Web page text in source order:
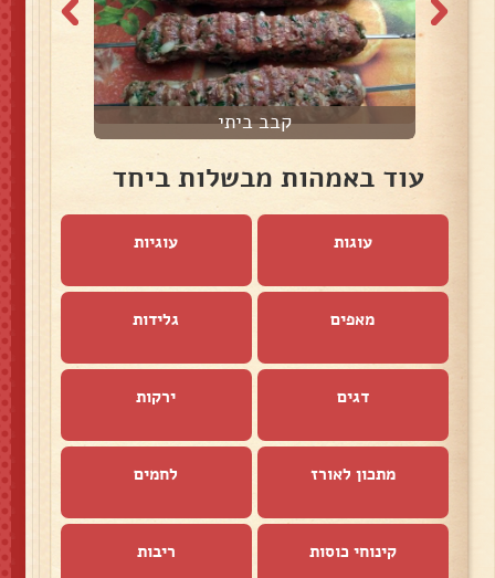
קבב ביתי
עוד באמהות מבשלות ביחד
עוגות עוגיות
מאפים גלידות
דגים ירקות
מתכון לאורז לחמים
קינוחי כוסות ריבות